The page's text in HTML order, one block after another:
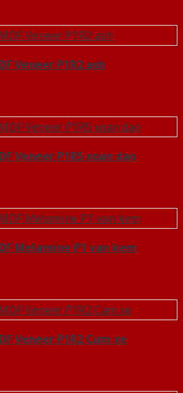
Veneer P1R2 ash
Veneer P1R5 xoan dao
Melamine P1 van kem
Veneer P1R2 Cam xe